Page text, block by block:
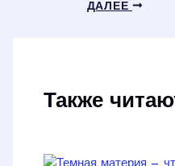
ДАЛЕЕ
Также